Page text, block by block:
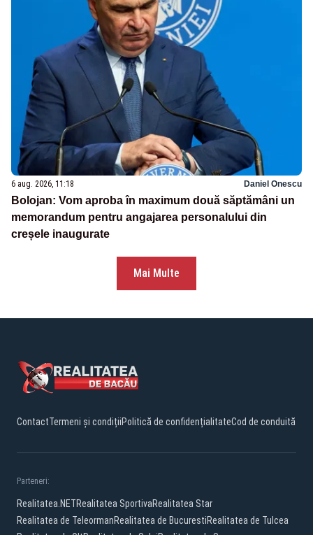
6 aug. 2026, 11:18 Daniel Onescu
Bolojan: Vom aproba în maximum două săptămâni un
memorandum pentru angajarea personalului din
creșele inaugurate
Mai Multe
ContactTermeni și condițiiPolitică de confidențialitateCod de conduită
Parteneri:
Realitatea.NETRealitatea SportivaRealitatea Star
Realitatea de TeleormanRealitatea de BucurestiRealitatea de Tulcea